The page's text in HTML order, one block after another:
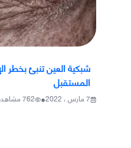
شبكية العين تنبئ بخطر
المستقبل
7 مارس ، 2022 •
762